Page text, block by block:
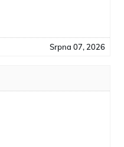
Srpna 07, 2026